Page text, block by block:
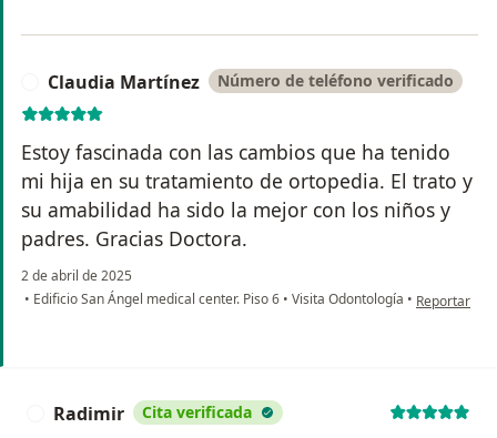
Claudia Martínez Número de teléfono verificado
Estoy fascinada con las cambios que ha tenido
mi hija en su tratamiento de ortopedia. El trato y
su amabilidad ha sido la mejor con los niños y
padres. Gracias Doctora.
2 de abril de 2025
• Edificio San Ángel medical center. Piso 6 • Visita Odontología • en opinión
Reportar
Radimir Cita verificada